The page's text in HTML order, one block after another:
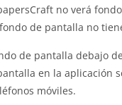
no verá
de pantalla no
de pantalla debajo
en la aplicación
móviles.